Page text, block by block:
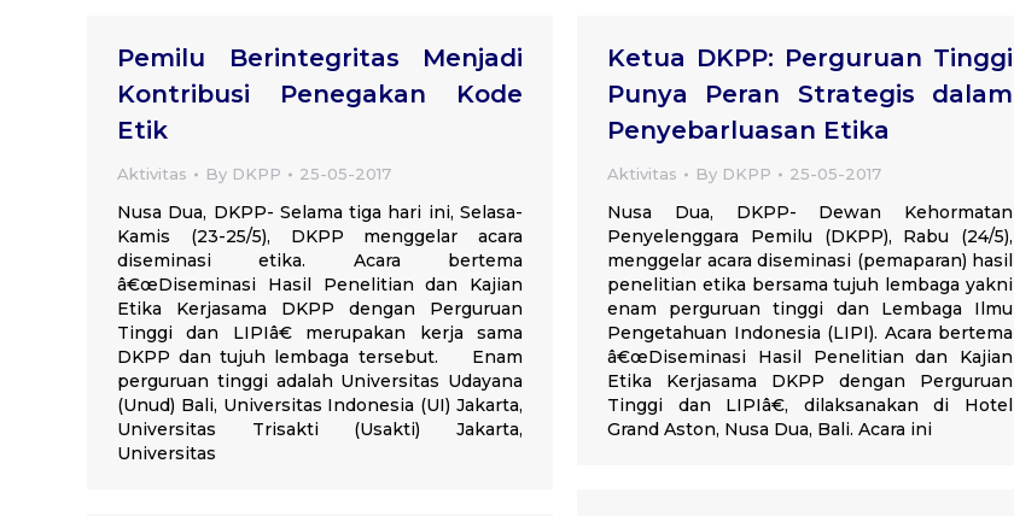
Pemilu Berintegritas Menjadi
Kontribusi Penegakan Kode
Etik
Aktivitas By DKPP 25-05-2017
Nusa Dua, DKPP- Selama tiga hari ini, Selasa-
Kamis (23-25/5), DKPP menggelar acara
diseminasi etika. Acara bertema
â€œDiseminasi Hasil Penelitian dan Kajian
Etika Kerjasama DKPP dengan Perguruan
Tinggi dan LIPIâ€ merupakan kerja sama
DKPP dan tujuh lembaga tersebut. Enam
perguruan tinggi adalah Universitas Udayana
(Unud) Bali, Universitas Indonesia (UI) Jakarta,
Universitas Trisakti (Usakti) Jakarta,
Universitas
Ketua DKPP: Perguruan Tinggi
Punya Peran Strategis dalam
Penyebarluasan Etika
Aktivitas By DKPP 25-05-2017
Nusa Dua, DKPP- Dewan Kehormatan
Penyelenggara Pemilu (DKPP), Rabu (24/5),
menggelar acara diseminasi (pemaparan) hasil
penelitian etika bersama tujuh lembaga yakni
enam perguruan tinggi dan Lembaga Ilmu
Pengetahuan Indonesia (LIPI). Acara bertema
â€œDiseminasi Hasil Penelitian dan Kajian
Etika Kerjasama DKPP dengan Perguruan
Tinggi dan LIPIâ€, dilaksanakan di Hotel
Grand Aston, Nusa Dua, Bali. Acara ini